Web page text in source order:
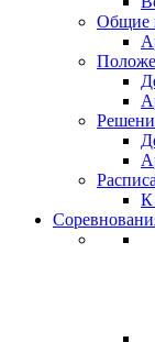
Общие
К